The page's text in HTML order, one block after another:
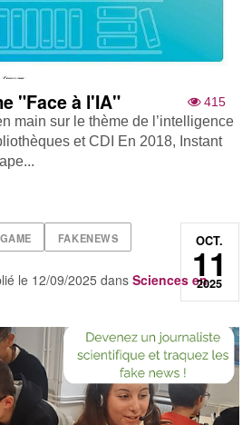
415
"Face à l'IA"
main sur le thème de l’intelligence
et CDI En 2018, Instant
FAKENEWS
le 12/09/2025 dansSciences en
OCT.
11
2025